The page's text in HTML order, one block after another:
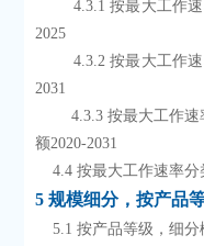
2025
2031
额2020-2031
4.4 按最大工作速
5 规模细分，按产品
5.1 按产品等级，细